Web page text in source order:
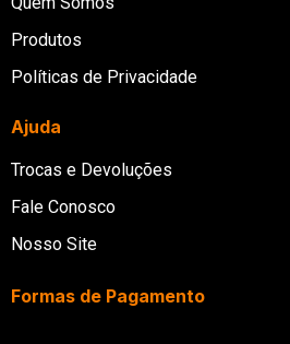
Produtos
Políticas de Privacidade
Ajuda
Trocas e Devoluções
Fale Conosco
Nosso Site
Formas de Pagamento